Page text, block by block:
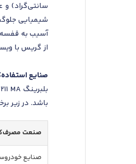
سانتی‌گراد) و
شیمیایی
آسیب به قفسه
از گریس با
صنایع
باشد. در زیر
صنعت
صنایع